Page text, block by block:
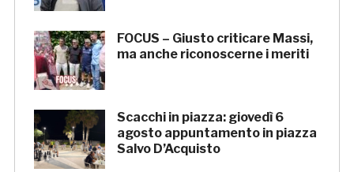
FOCUS – Giusto criticare Massi,
ma anche riconoscerne i meriti
Scacchi in piazza: giovedì 6
agosto appuntamento in piazza
Salvo D’Acquisto